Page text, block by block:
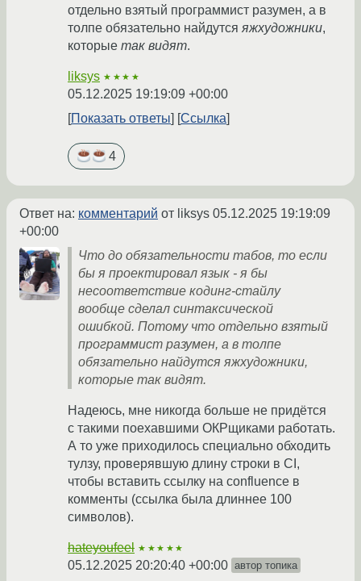
отдельно взятый программист разумен, а в
толпе обязательно найдутся яжхудожники,
которые так видят.
liksys ★★★★
05.12.2025 19:19:09 +00:00
Показать ответы
Ссылка
4
Ответ на: комментарий от liksys 05.12.2025 19:19:09
+00:00
Что до обязательности табов, то если
бы я проектировал язык - я бы
несоответствие кодинг-стайлу
вообще сделал синтаксической
ошибкой. Потому что отдельно взятый
программист разумен, а в толпе
обязательно найдутся яжхудожники,
которые так видят.
Надеюсь, мне никогда больше не придётся
с такими поехавшими ОКРщиками работать.
А то уже приходилось специально обходить
тулзу, проверявшую длину строки в CI,
чтобы вставить ссылку на confluence в
комменты (ссылка была длиннее 100
символов).
hateyoufeel ★★★★★
05.12.2025 20:20:40 +00:00 автор топика